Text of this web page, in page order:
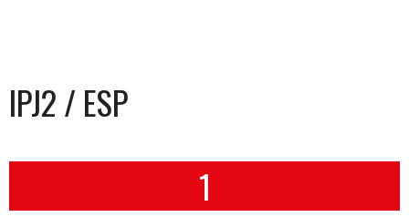
IPJ2 / ESP
1